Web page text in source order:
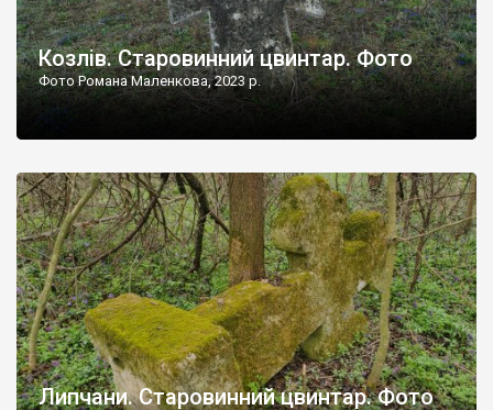
Козлів. Старовинний цвинтар. Фото
Фото Романа Маленкова, 2023 р.
Липчани. Старовинний цвинтар. Фото